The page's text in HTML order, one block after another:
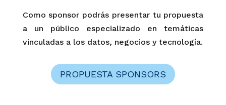
Como sponsor podrás presentar tu propuesta
a un público especializado en temáticas
vinculadas a los datos, negocios y tecnología.
PROPUESTA SPONSORS